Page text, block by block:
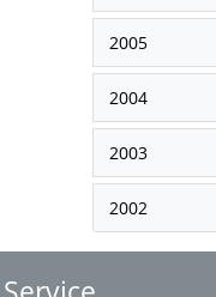
2005
2004
2003
2002